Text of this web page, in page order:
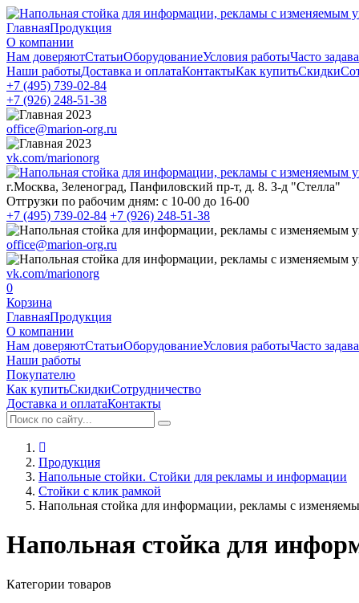
ГлавнаяПродукция
О компании
Нам доверяютСтатьиОборудованиеУсловия работыЧасто
Наши работыДоставка и оплатаКонтактыКак купитьСкидки
+7 (495) 739-02-84
+7 (926) 248-51-38
office@marion-org.ru
vk.com/marionorg
г.Москва, Зеленоград, Панфиловский пр-т, д. 8. З-д "Стелла"
Отгрузки по рабочим дням: с 10-00 до 16-00
+7 (495) 739-02-84 +7 (926) 248-51-38
office@marion-org.ru
vk.com/marionorg
0
Корзина
ГлавнаяПродукция
О компании
Нам доверяютСтатьиОборудованиеУсловия работыЧасто
Наши работы
Покупателю
Как купитьСкидкиСотрудничество
Доставка и оплатаКонтакты
Продукция
Напольные стойки. Стойки для рекламы и информации
Стойки с клик рамкой
Напольная стойка для информации, рекламы с
Напольная стойка для
Категории товаров